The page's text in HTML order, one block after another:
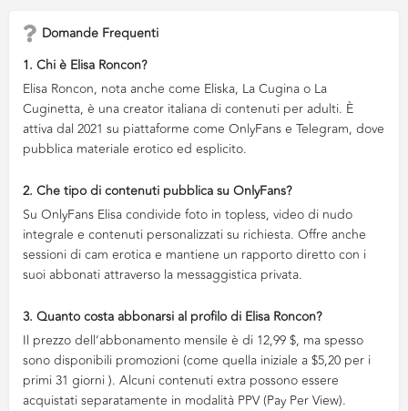
Domande Frequenti
1. Chi è Elisa Roncon?
Elisa Roncon, nota anche come Eliska, La Cugina o La
Cuginetta, è una creator italiana di contenuti per adulti. È
attiva dal 2021 su piattaforme come OnlyFans e Telegram, dove
pubblica materiale erotico ed esplicito.
2. Che tipo di contenuti pubblica su OnlyFans?
Su OnlyFans Elisa condivide foto in topless, video di nudo
integrale e contenuti personalizzati su richiesta. Offre anche
sessioni di cam erotica e mantiene un rapporto diretto con i
suoi abbonati attraverso la messaggistica privata.
3. Quanto costa abbonarsi al profilo di Elisa Roncon?
Il prezzo dell’abbonamento mensile è di 12,99 $, ma spesso
sono disponibili promozioni (come quella iniziale a $5,20 per i
primi 31 giorni ). Alcuni contenuti extra possono essere
acquistati separatamente in modalità PPV (Pay Per View).